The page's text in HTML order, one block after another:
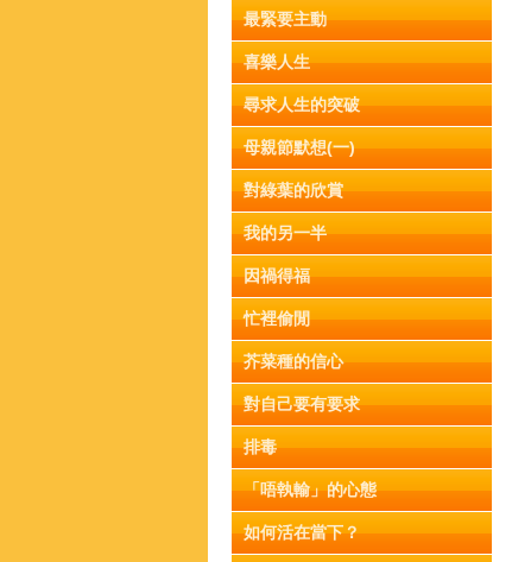
最緊要主動
喜樂人生
尋求人生的突破
母親節默想(一)
對綠葉的欣賞
我的另一半
因禍得福
忙裡偷閒
芥菜種的信心
對自己要有要求
排毒
「唔執輸」的心態
如何活在當下？